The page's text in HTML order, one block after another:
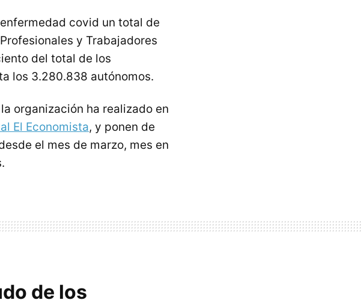
covid un total de
y Trabajadores
del total de los
los 3.280.838 autónomos.
organización ha realizado en
El Economista, y ponen de
el mes de marzo, mes en
de los